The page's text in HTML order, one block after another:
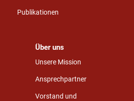
Publikationen
Über uns
Unsere Mission
Ansprechpartner
Vorstand und